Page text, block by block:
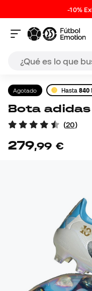
-10%
Agotado Hasta840
Bota
(20)
279,99 €